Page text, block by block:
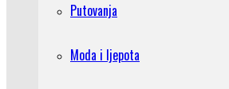
Putovanja
Moda i ljepota